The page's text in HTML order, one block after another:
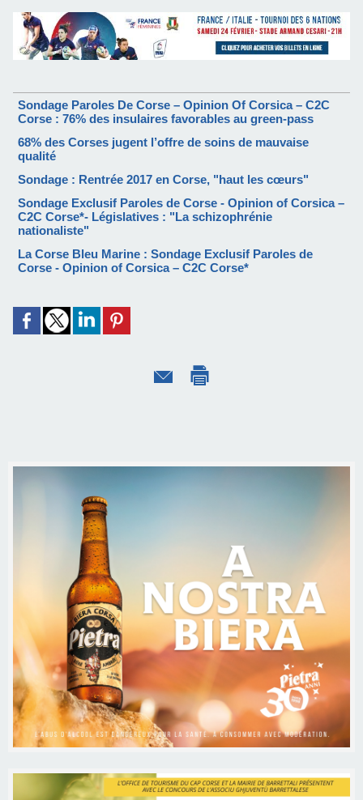
Sondage Paroles De Corse – Opinion Of Corsica – C2C
Corse : 76% des insulaires favorables au green-pass
68% des Corses jugent l’offre de soins de mauvaise
qualité
Sondage : Rentrée 2017 en Corse, "haut les cœurs"
Sondage Exclusif Paroles de Corse - Opinion of Corsica –
C2C Corse*- Législatives : "La schizophrénie
nationaliste"
La Corse Bleu Marine : Sondage Exclusif Paroles de
Corse - Opinion of Corsica – C2C Corse*